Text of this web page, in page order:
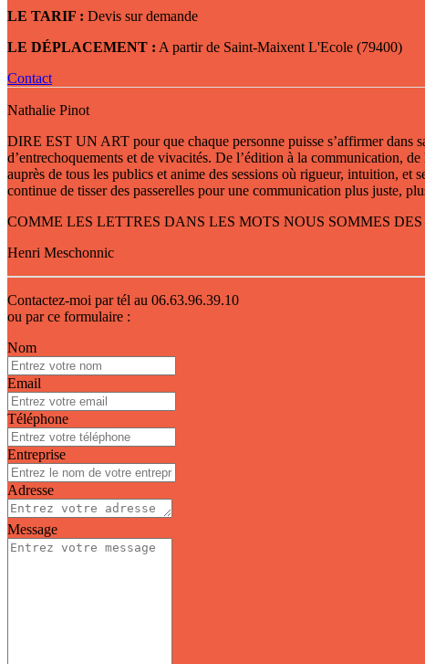
LE TARIF : Devis sur demande
LE DÉPLACEMENT : A partir de Saint-Maixent L'Ecole (79400)
Contact
Nathalie Pinot
DIRE EST UN ART pour que chaque personne puisse s’affirmer dans
d’entrechoquements et de vivacités. De l’édition à la communication,
auprès de tous les publics et anime des sessions où rigueur, intuition,
continue de tisser des passerelles pour une communication plus juste,
COMME LES LETTRES DANS LES MOTS NOUS SOMMES
Henri Meschonnic
Contactez-moi par tél au 06.63.96.39.10
ou par ce formulaire :
Nom
Email
Téléphone
Entreprise
Adresse
Message